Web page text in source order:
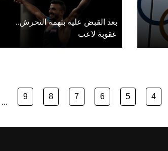
بعد القبض عليه بتهمة التحرش..
عقوبة لاعب
4
5
6
7
8
9
...